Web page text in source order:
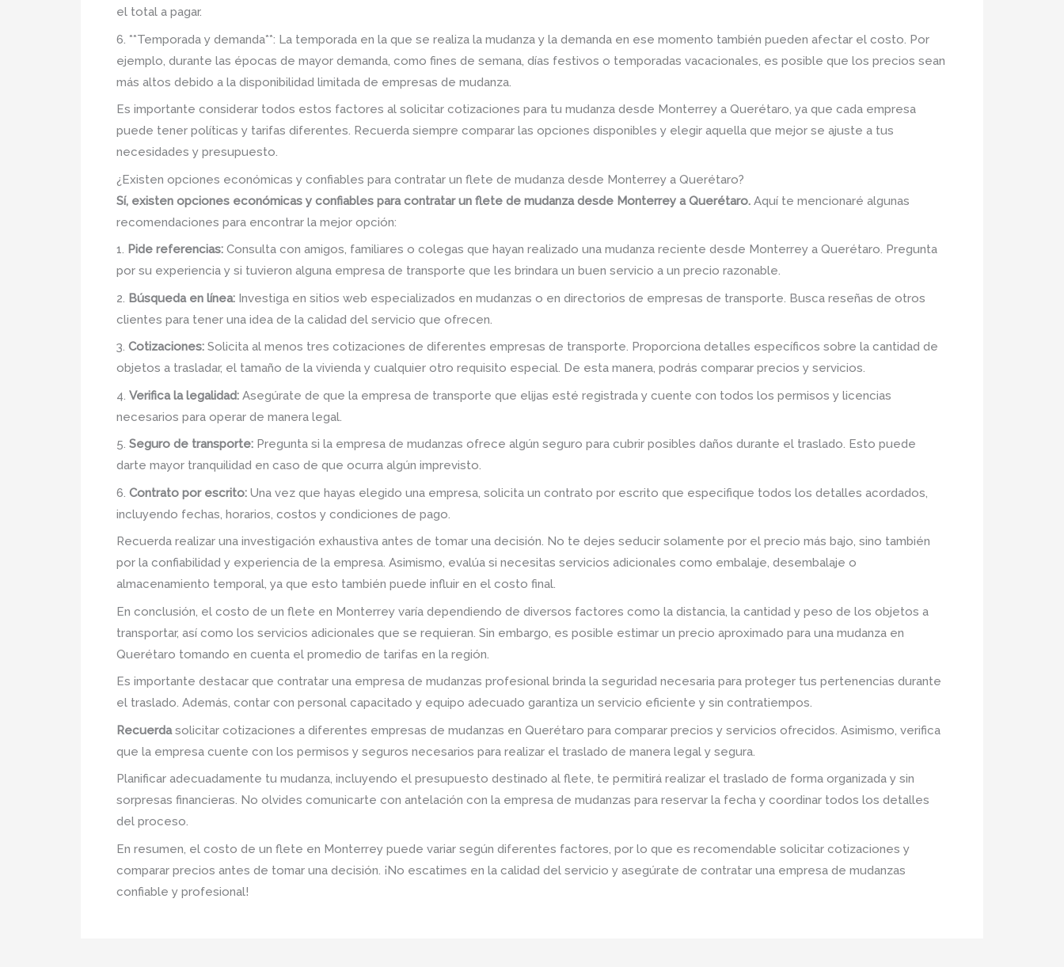
el total a pagar.
6. **Temporada y demanda**: La temporada en la que se realiza la mudanza y la demanda en ese momento también pueden afectar el costo. Por
ejemplo, durante las épocas de mayor demanda, como fines de semana, días festivos o temporadas vacacionales, es posible que los precios sean
más altos debido a la disponibilidad limitada de empresas de mudanza.
Es importante considerar todos estos factores al solicitar cotizaciones para tu mudanza desde Monterrey a Querétaro, ya que cada empresa
puede tener políticas y tarifas diferentes. Recuerda siempre comparar las opciones disponibles y elegir aquella que mejor se ajuste a tus
necesidades y presupuesto.
¿Existen opciones económicas y confiables para contratar un flete de mudanza desde Monterrey a Querétaro?
Sí, existen opciones económicas y confiables para contratar un flete de mudanza desde Monterrey a Querétaro. Aquí te mencionaré algunas
recomendaciones para encontrar la mejor opción:
1. Pide referencias: Consulta con amigos, familiares o colegas que hayan realizado una mudanza reciente desde Monterrey a Querétaro. Pregunta
por su experiencia y si tuvieron alguna empresa de transporte que les brindara un buen servicio a un precio razonable.
2. Búsqueda en línea: Investiga en sitios web especializados en mudanzas o en directorios de empresas de transporte. Busca reseñas de otros
clientes para tener una idea de la calidad del servicio que ofrecen.
3. Cotizaciones: Solicita al menos tres cotizaciones de diferentes empresas de transporte. Proporciona detalles específicos sobre la cantidad de
objetos a trasladar, el tamaño de la vivienda y cualquier otro requisito especial. De esta manera, podrás comparar precios y servicios.
4. Verifica la legalidad: Asegúrate de que la empresa de transporte que elijas esté registrada y cuente con todos los permisos y licencias
necesarios para operar de manera legal.
5. Seguro de transporte: Pregunta si la empresa de mudanzas ofrece algún seguro para cubrir posibles daños durante el traslado. Esto puede
darte mayor tranquilidad en caso de que ocurra algún imprevisto.
6. Contrato por escrito: Una vez que hayas elegido una empresa, solicita un contrato por escrito que especifique todos los detalles acordados,
incluyendo fechas, horarios, costos y condiciones de pago.
Recuerda realizar una investigación exhaustiva antes de tomar una decisión. No te dejes seducir solamente por el precio más bajo, sino también
por la confiabilidad y experiencia de la empresa. Asimismo, evalúa si necesitas servicios adicionales como embalaje, desembalaje o
almacenamiento temporal, ya que esto también puede influir en el costo final.
En conclusión, el costo de un flete en Monterrey varía dependiendo de diversos factores como la distancia, la cantidad y peso de los objetos a
transportar, así como los servicios adicionales que se requieran. Sin embargo, es posible estimar un precio aproximado para una mudanza en
Querétaro tomando en cuenta el promedio de tarifas en la región.
Es importante destacar que contratar una empresa de mudanzas profesional brinda la seguridad necesaria para proteger tus pertenencias durante
el traslado. Además, contar con personal capacitado y equipo adecuado garantiza un servicio eficiente y sin contratiempos.
Recuerdasolicitar cotizaciones a diferentes empresas de mudanzas en Querétaro para comparar precios y servicios ofrecidos. Asimismo, verifica
que la empresa cuente con los permisos y seguros necesarios para realizar el traslado de manera legal y segura.
Planificar adecuadamente tu mudanza, incluyendo el presupuesto destinado al flete, te permitirá realizar el traslado de forma organizada y sin
sorpresas financieras. No olvides comunicarte con antelación con la empresa de mudanzas para reservar la fecha y coordinar todos los detalles
del proceso.
En resumen, el costo de un flete en Monterrey puede variar según diferentes factores, por lo que es recomendable solicitar cotizaciones y
comparar precios antes de tomar una decisión. ¡No escatimes en la calidad del servicio y asegúrate de contratar una empresa de mudanzas
confiable y profesional!